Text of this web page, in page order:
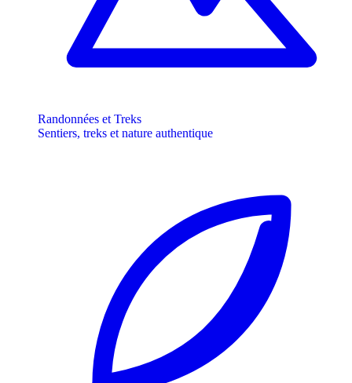
Randonnées et Treks
Sentiers, treks et nature authentique